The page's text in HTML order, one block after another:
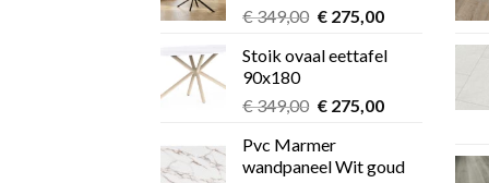
€349,00 Oorspronkelijke
was:
€275,00Huidige
is:
Stoik ovaal eettafel
90x180
€349,00 Oorspronkelijke
was:
€ 349,00.
€275,00Huidige
€ 275,00.
Pvc Marmer
wandpaneel Wit goud